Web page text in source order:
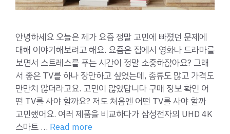
안녕하세요 오늘은 제가 요즘 정말 고민에 빠졌던 문제에
대해 이야기해보려고 해요. 요즘은 집에서 영화나 드라마를
보면서 스트레스를 푸는 시간이 정말 소중하잖아요? 그래
서 좋은 TV를 하나 장만하고 싶었는데, 종류도 많고 가격도
만만치 않더라고요. 고민이 많았답니다 구매 정보 확인 어
떤 TV를 사야 할까요? 저도 처음엔 어떤 TV를 사야 할까
고민했어요. 여러 제품을 비교하다가 삼성전자의 UHD 4K
스마트 … Read more